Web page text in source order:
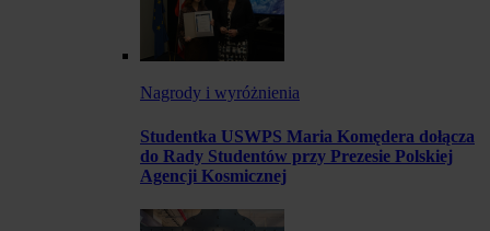
Nagrody i wyróżnienia
Studentka USWPS Maria Komędera dołącza
do Rady Studentów przy Prezesie Polskiej
Agencji Kosmicznej